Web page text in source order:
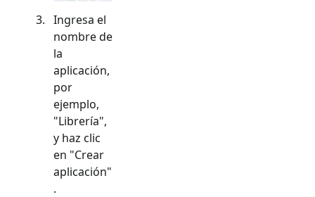
Ingresa el
nombre de
la
aplicación,
por
ejemplo,
"Librería",
y haz clic
en "Crear
aplicación"
.